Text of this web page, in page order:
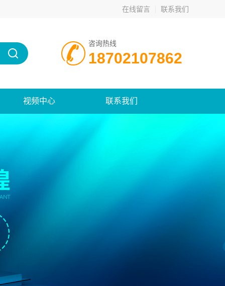
在线留言 联系我们
咨询热线
18702107862
视频中心 联系我们